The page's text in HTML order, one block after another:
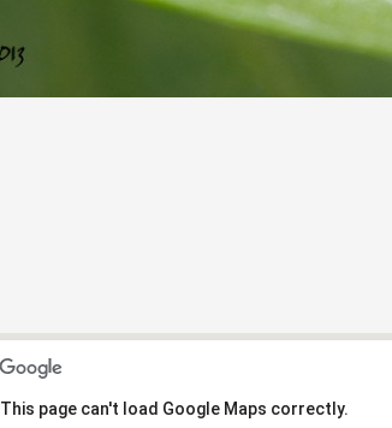
This page can't load Google Maps correctly.